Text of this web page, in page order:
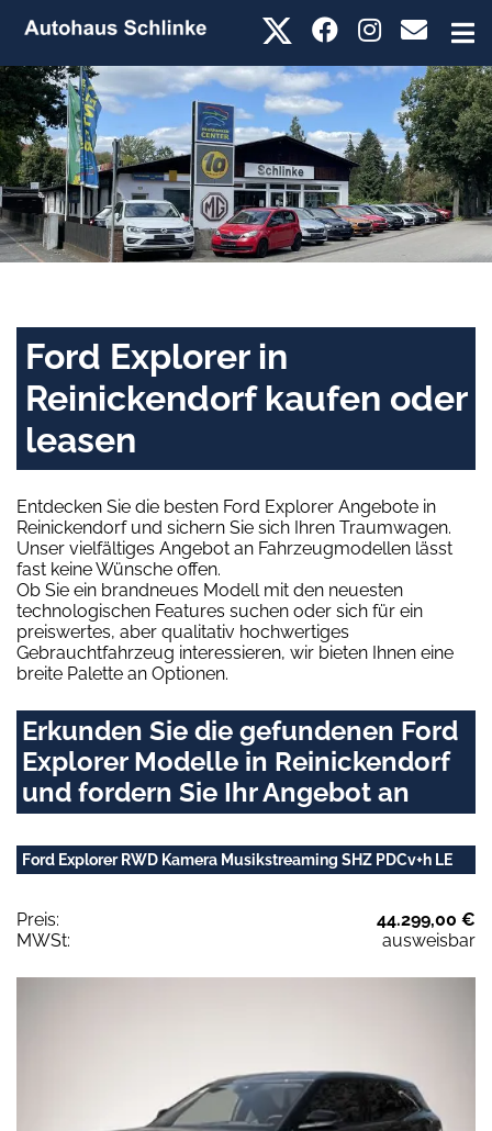
Ford Explorer in
Reinickendorf kaufen oder
leasen
Entdecken Sie die besten Ford Explorer Angebote in
Reinickendorf und sichern Sie sich Ihren Traumwagen.
Unser vielfältiges Angebot an Fahrzeugmodellen lässt
fast keine Wünsche offen.
Ob Sie ein brandneues Modell mit den neuesten
technologischen Features suchen oder sich für ein
preiswertes, aber qualitativ hochwertiges
Gebrauchtfahrzeug interessieren, wir bieten Ihnen eine
breite Palette an Optionen.
Erkunden Sie die gefundenen Ford
Explorer Modelle in Reinickendorf
und fordern Sie Ihr Angebot an
Ford Explorer RWD Kamera Musikstreaming SHZ PDCv+h LE
Preis:
44.299,00 €
MWSt:
ausweisbar